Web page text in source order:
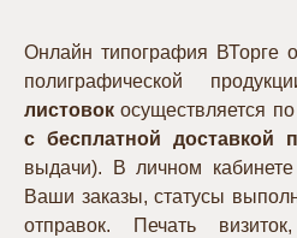
Онлайн типография ВТорге
полиграфической
листовок осуществляется
с бесплатной доставкой
выдачи). В личном
Ваши заказы, статусы
отправок. Печать